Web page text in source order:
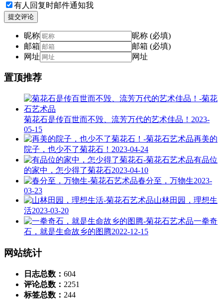
有人回复时邮件通知我
提交评论
昵称
昵称 (必填)
邮箱
邮箱 (必填)
网址
网址
置顶推荐
菊花石是传百世而不毁、流芳万代的艺术佳品！ 2023-
05-15
再美的
院子，也少不了菊花石！ 2023-04-24
有品位
的家中，怎少得了菊花石2023-04-10
春分至，万物生2023-
03-23
山林田园，理想生
活2023-03-20
一拳奇
石，就是生命故乡的图腾2022-12-15
网站统计
日志总数： 604
评论总数： 2251
标签总数： 244